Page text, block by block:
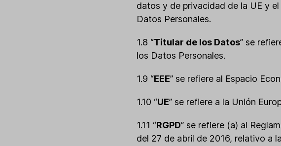
datos y de privacidad de la UE y
Datos Personales.
1.8 “Titular de los Datos” se
los Datos Personales.
1.9 “EEE” se refiere al Espacio
1.10 “UE” se refiere a la Unión
1.11 “RGPD” se refiere (a) al
del 27 de abril de 2016, relativo a